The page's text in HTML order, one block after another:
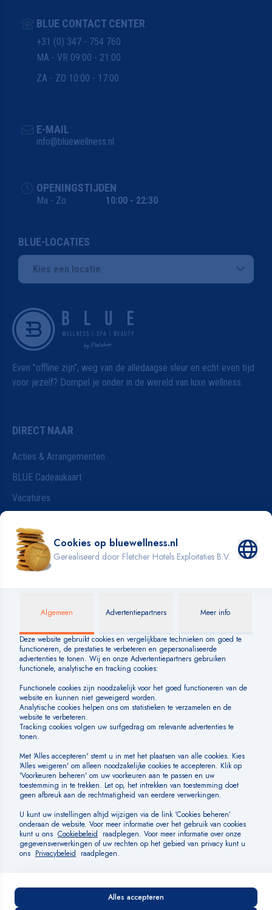
BLUE CONTACT CENTER
+31 (0) 347 - 754 760
MA - VR 09:00 - 21:00
ZA - ZO 10:00 - 17:00
E-MAIL
info@bluewellness.nl
OPENINGSTIJDEN
Ma - Zo 10:00 - 22:30
BLUE-LOCATIES
Kies een locatie
Even "offline zijn", weg van de alledaagse sleur en echt even tijd
voor jezelf? Dompel je onder in de wereld van luxe wellness.
DIRECT NAAR
Acties & Arrangementen
BLUE Cadeaukaart
Vacatures
Badkleding
Over BLUE
Veelgestelde vragen
SOCIAL MEDIA
BETAALMOGELIJKHEDEN
Algemene voorwaarden Cookiebeleid Cookies beheren